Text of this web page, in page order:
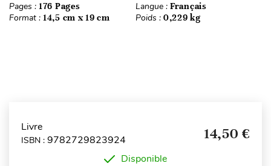
Pages : 176 Pages Langue : Français
Format : 14,5 cm x 19 cm Poids : 0,229 kg
Livre
ISBN : 9782729823924 14,50 €
Disponible